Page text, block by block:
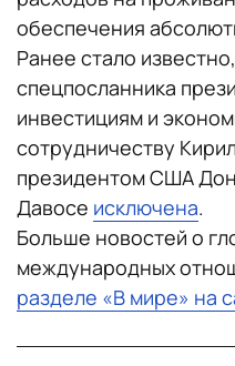
обеспечения
Ранее стало
спецпосланника
инвестициям и
сотрудничеству
президентом США
Давосе исключена.
Больше новостей о
международных
разделе «В мире» на